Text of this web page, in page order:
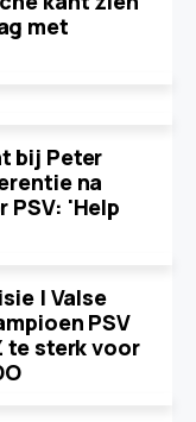
met
bij Peter
na
PSV: 'Help
| Valse
PSV
te sterk voor